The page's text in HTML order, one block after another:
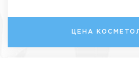
ЦЕНА